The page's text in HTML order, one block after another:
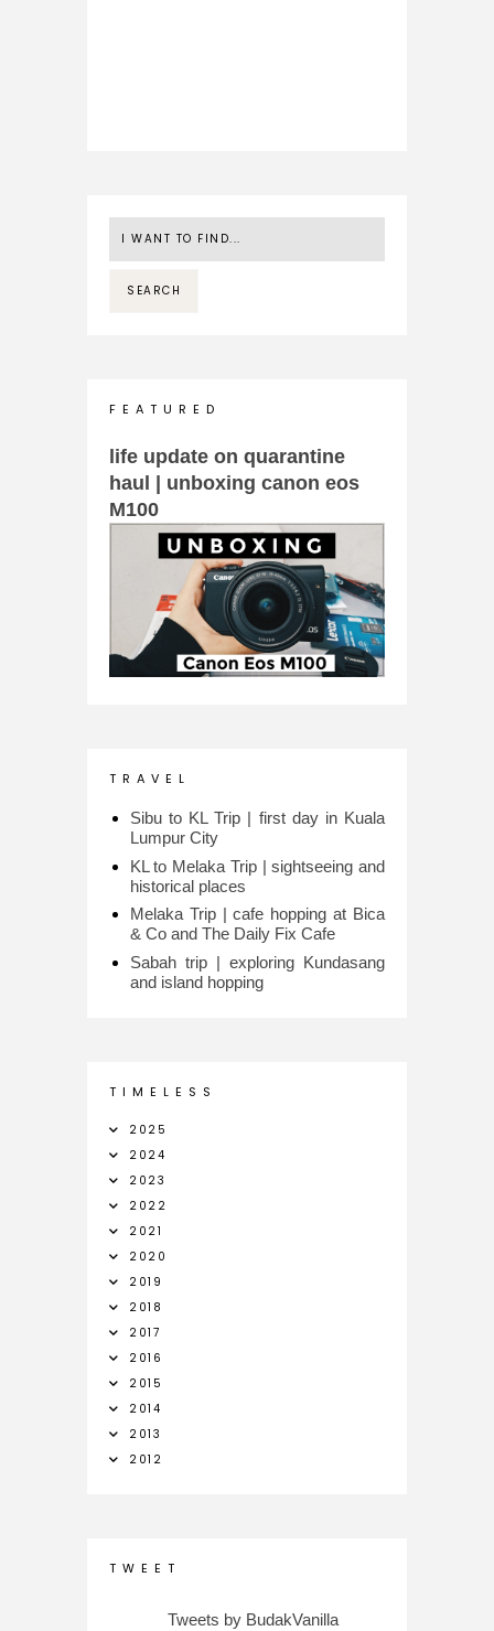
F E A T U R E D
life update on quarantine
haul | unboxing canon eos
M100
T R A V E L
Sibu to KL Trip | first day in Kuala
Lumpur City
KL to Melaka Trip | sightseeing and
historical places
Melaka Trip | cafe hopping at Bica
& Co and The Daily Fix Cafe
Sabah trip | exploring Kundasang
and island hopping
T I M E L E S S
2025
2024
2023
2022
2021
2020
2019
2018
2017
2016
2015
2014
2013
2012
T W E E T
Tweets by BudakVanilla